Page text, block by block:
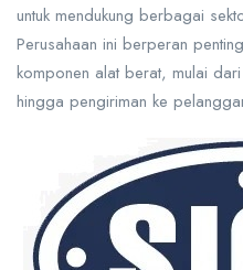
untuk mendukung berbagai
Perusahaan ini berperan
komponen alat berat, mulai
hingga pengiriman ke